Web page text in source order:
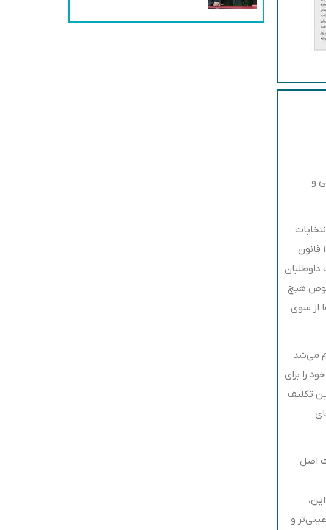
و
انتخابات
ریاست جمهوری و به طور خاص احراز صلاحیت آن، چنان برای قانونگذاران مهم بوده که دوباره هم در اصل ۱۱۸ قانون
تصریح کرده که صلاحیت داوطلبان
هیچ
از سوی
می‌شد
را برای
تکلیف
گفت اصل
و